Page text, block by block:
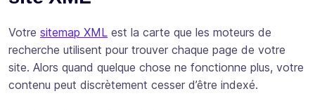
Votre sitemap XML est la carte que les moteurs de
recherche utilisent pour trouver chaque page de votre
site. Alors quand quelque chose ne fonctionne plus, votre
contenu peut discrètement cesser d’être indexé.